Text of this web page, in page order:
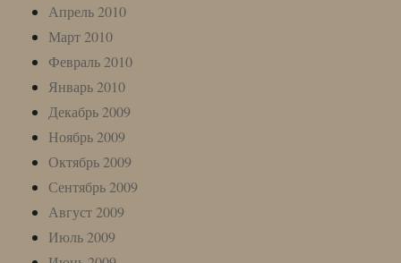
Апрель 2010
Март 2010
Февраль 2010
Январь 2010
Декабрь 2009
Ноябрь 2009
Октябрь 2009
Сентябрь 2009
Август 2009
Июль 2009